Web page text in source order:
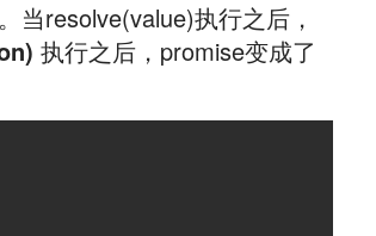
。当resolve(value)执行之后，
执行之后，promise变成了